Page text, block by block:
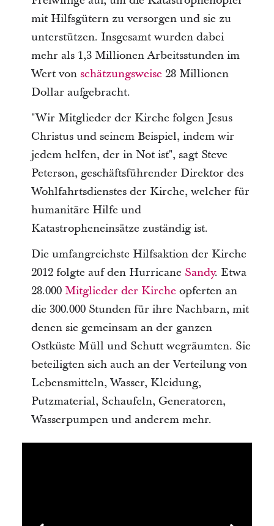
mit Hilfsgütern zu versorgen und sie zu
unterstützen. Insgesamt wurden dabei
mehr als 1,3 Millionen Arbeitsstunden im
Wert von schätzungsweise 28 Millionen
Dollar aufgebracht.
"Wir Mitglieder der Kirche folgen Jesus
Christus und seinem Beispiel, indem wir
jedem helfen, der in Not ist", sagt Steve
Peterson, geschäftsführender Direktor des
Wohlfahrtsdienstes der Kirche, welcher für
humanitäre Hilfe und
Katastropheneinsätze zuständig ist.
Die umfangreichste Hilfsaktion der Kirche
2012 folgte auf den Hurricane Sandy. Etwa
28.000 Mitglieder der Kirche opferten an
die 300.000 Stunden für ihre Nachbarn, mit
denen sie gemeinsam an der ganzen
Ostküste Müll und Schutt wegräumten. Sie
beteiligten sich auch an der Verteilung von
Lebensmitteln, Wasser, Kleidung,
Putzmaterial, Schaufeln, Generatoren,
Wasserpumpen und anderem mehr.